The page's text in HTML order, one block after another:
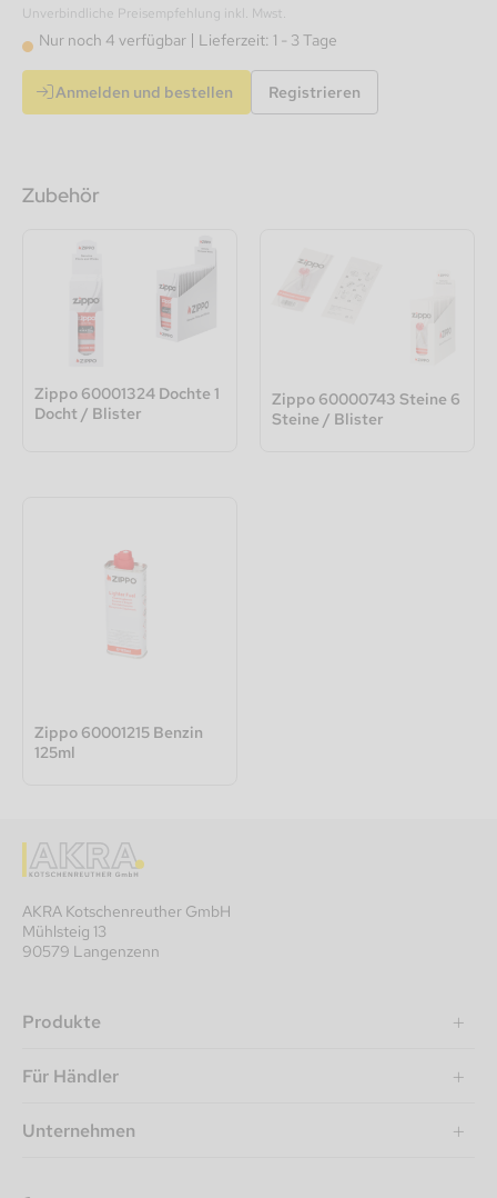
Unverbindliche Preisempfehlung inkl. Mwst.
Nur noch 4 verfügbar Lieferzeit: 1 - 3 Tage
Anmelden und bestellen Registrieren
Zubehör
Zippo 60001324 Dochte 1
Docht / Blister
Zippo 60000743 Steine 6
Steine / Blister
Zippo 60001215 Benzin
125ml
AKRA Kotschenreuther GmbH
Mühlsteig 13
90579 Langenzenn
Produkte
Für Händler
Unternehmen